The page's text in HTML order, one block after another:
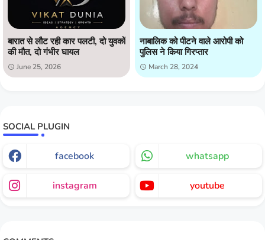
बारात से लौट रही कार पलटी, दो युवकों
की मौत, दो गंभीर घायल
June 25, 2026
नाबालिक को पीटने वाले आरोपी को
पुलिस ने किया गिरप्तार
March 28, 2024
SOCIAL PLUGIN
facebook whatsapp
instagram youtube